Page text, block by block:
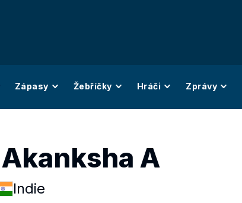
Zápasy Žebříčky Hráči Zprávy
A
Indie